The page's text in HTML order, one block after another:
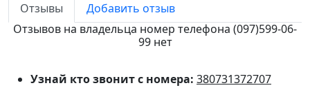
Отзывы
Добавить отзыв
Отзывов на владельца номер телефона (097)599-06-
99 нет
Узнай кто звонит с номера: 380731372707